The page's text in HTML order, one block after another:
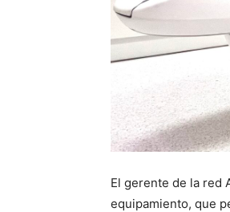
El gerente de la red
equipamiento, que